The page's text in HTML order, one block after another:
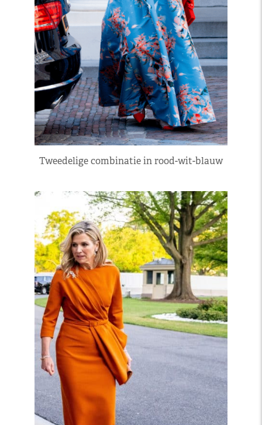
Tweedelige combinatie in rood-wit-blauw